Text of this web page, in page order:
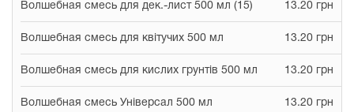
Волшебная смесь для дек.-лист 500 мл (15) 13.20 грн
Волшебная смесь для квітучих 500 мл 13.20 грн
Волшебная смесь для кислих грунтів 500 мл 13.20 грн
Волшебная смесь Універсал 500 мл 13.20 грн